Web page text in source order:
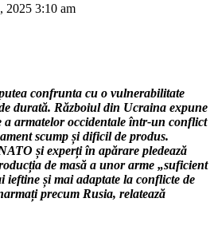
2025 3:10 am
confrunta cu o vulnerabilitate
durată. Războiul din Ucraina expune
a armatelor occidentale într-un conflict
scump și dificil de produs.
și experți în apărare pledează
de masă a unor arme „suficient
ieftine și mai adaptate la conflicte de
precum Rusia, relatează